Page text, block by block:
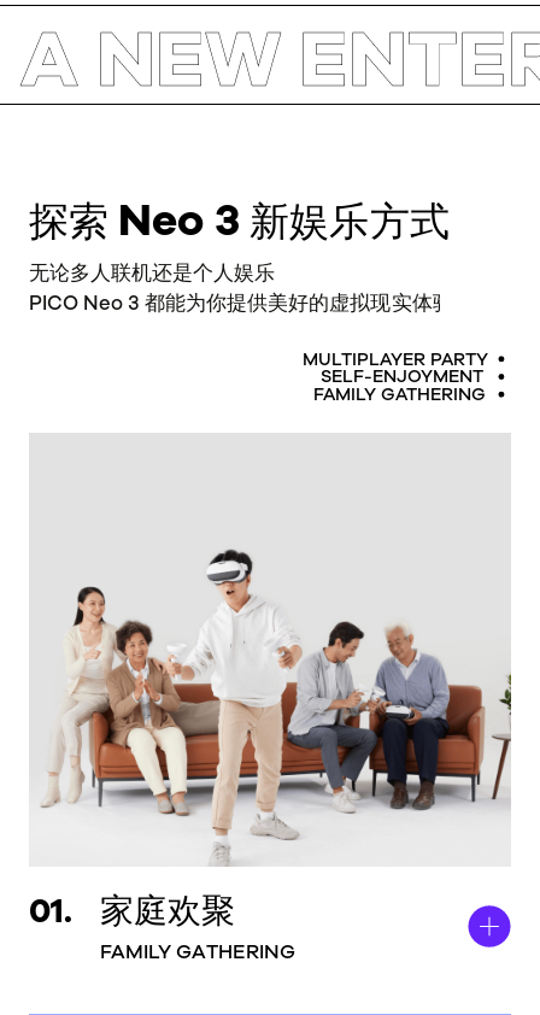
探索 Neo 3 新娱乐方式
无论多人联机还是个人娱乐
PICO Neo 3 都能为你提供美好的虚拟现实体验
MULTIPLAYER PARTY
SELF-ENJOYMENT
FAMILY GATHERING
家庭欢聚
01.
FAMILY GATHERING